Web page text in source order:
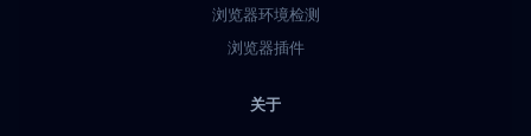
浏览器环境检测
浏览器插件
关于